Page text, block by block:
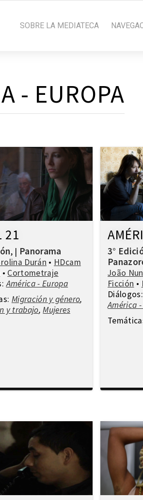
SOBRE LA MEDIATECA
- EUROPA
21
, | Panorama
Durán • HDcam
• Cortometraje
América - Europa
Migración y género,
y trabajo,Mujeres
3°
João
Ficción •
América